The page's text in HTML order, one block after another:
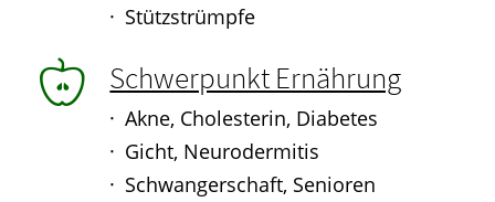
Stützstrümpfe
Schwerpunkt Ernährung
Akne, Cholesterin, Diabetes
Gicht, Neurodermitis
Schwangerschaft, Senioren